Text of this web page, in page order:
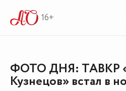
16+
ФОТО ДНЯ: ТАВКР
Кузнецов» встал в